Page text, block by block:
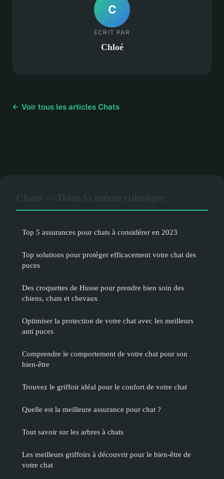
C
ECRIT PAR
Chloé
← Voir tous les articles Chats
Top 5 assurances pour chats à considérer en 2023
Top solutions pour protéger efficacement votre chat des
puces
Des croquettes de Husse pour prendre bien soin des
chiens, chats et chevaux
Optimiser la protection de votre chat avec les meilleurs
anti puces
Comprendre le comportement de votre chat pour son
bien-être
Trouvez le griffoir idéal pour le confort de votre chat
Quelle est la meilleure assurance pour chat ?
Tout savoir sur les arbres à chats
Les meilleurs griffoirs à découvrir pour le bien-être de
votre chat